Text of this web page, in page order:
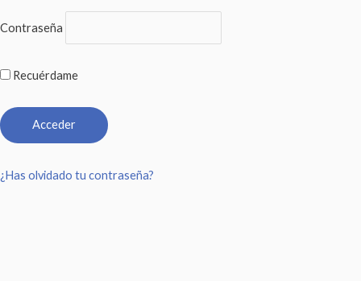
Contraseña
Recuérdame
¿Has olvidado tu contraseña?